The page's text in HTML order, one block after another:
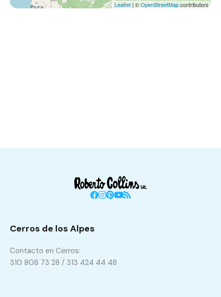
Leaflet | ©OpenStreetMapcontributors
Cerros de los Alpes
Contacto en Cerros:
310 808 73 28 / 313 424 44 48